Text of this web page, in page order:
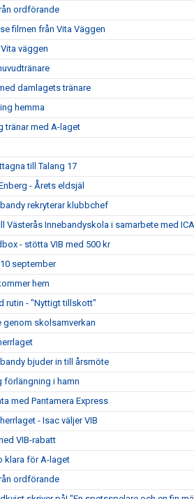
ordförande
filmen från Vita Väggen
väggen
damlagets tränare
hemma
tränar med A-laget
till Talang 17
- Årets eldsjäl
rekryterar klubbchef
Västerås Innebandyskola i samarbete med
- stötta VIB med 500 kr
september
hem
rutin - "Nyttigt tillskott"
genom skolsamverkan
bjuder in till årsmöte
förlängning i hamn
med Pantamera Express
- Isac väljer VIB
VIB-rabatt
klara för A-laget
ordförande